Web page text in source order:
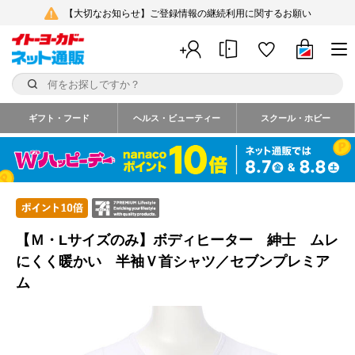
【大切なお知らせ】ご登録情報の継続利用に関するお願い
ギフト・フード ヘルス・ビューティー スクール・ホビー
【Ｍ・Lサイズのみ】ボディヒーター 紳士 ムレ
にくく暖かい 半袖Ｖ首シャツ／セブンプレミア
ム